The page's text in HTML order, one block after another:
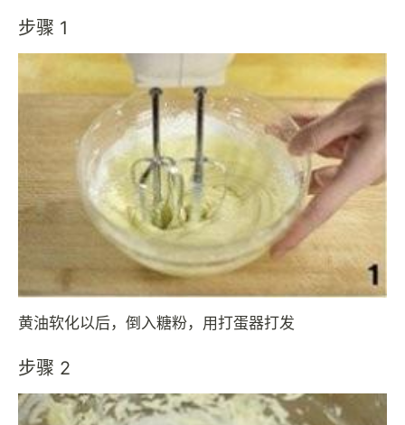
步骤 1
黄油软化以后，倒入糖粉，用打蛋器打发
步骤 2